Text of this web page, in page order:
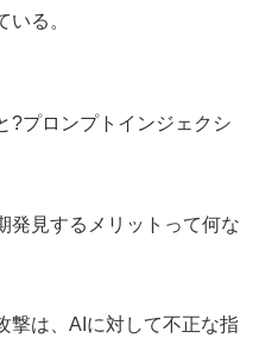
る。
?プロンプトインジェクシ
発見するメリットって何な
撃は、AIに対して不正な指